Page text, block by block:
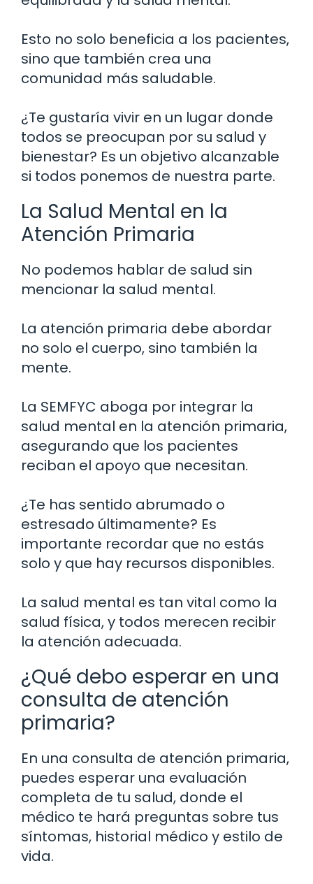
Esto no solo beneficia a los pacientes,
sino que también crea una
comunidad más saludable.
¿Te gustaría vivir en un lugar donde
todos se preocupan por su salud y
bienestar? Es un objetivo alcanzable
si todos ponemos de nuestra parte.
La Salud Mental en la
Atención Primaria
No podemos hablar de salud sin
mencionar la salud mental.
La atención primaria debe abordar
no solo el cuerpo, sino también la
mente.
La SEMFYC aboga por integrar la
salud mental en la atención primaria,
asegurando que los pacientes
reciban el apoyo que necesitan.
¿Te has sentido abrumado o
estresado últimamente? Es
importante recordar que no estás
solo y que hay recursos disponibles.
La salud mental es tan vital como la
salud física, y todos merecen recibir
la atención adecuada.
¿Qué debo esperar en una
consulta de atención
primaria?
En una consulta de atención primaria,
puedes esperar una evaluación
completa de tu salud, donde el
médico te hará preguntas sobre tus
síntomas, historial médico y estilo de
vida.